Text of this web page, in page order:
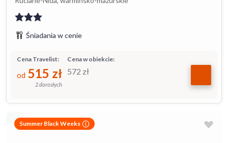
Śniadania w cenie
Cena w obiekcie:
572 zł
Cena Travelist:
od 515 zł
2 dorosłych
Summer Black Weeks